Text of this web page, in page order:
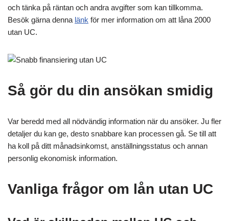
och tänka på räntan och andra avgifter som kan tillkomma.
Besök gärna denna länk för mer information om att låna 2000
utan UC.
Så gör du din ansökan smidig
Var beredd med all nödvändig information när du ansöker. Ju fler
detaljer du kan ge, desto snabbare kan processen gå. Se till att
ha koll på ditt månadsinkomst, anställningsstatus och annan
personlig ekonomisk information.
Vanliga frågor om lån utan UC